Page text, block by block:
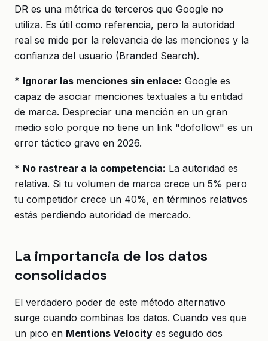
DR es una métrica de terceros que Google no
utiliza. Es útil como referencia, pero la autoridad
real se mide por la relevancia de las menciones y la
confianza del usuario (Branded Search).
* Ignorar las menciones sin enlace: Google es
capaz de asociar menciones textuales a tu entidad
de marca. Despreciar una mención en un gran
medio solo porque no tiene un link "dofollow" es un
error táctico grave en 2026.
* No rastrear a la competencia: La autoridad es
relativa. Si tu volumen de marca crece un 5% pero
tu competidor crece un 40%, en términos relativos
estás perdiendo autoridad de mercado.
La importancia de los datos
consolidados
El verdadero poder de este método alternativo
surge cuando combinas los datos. Cuando ves que
un pico en Mentions Velocity es seguido dos